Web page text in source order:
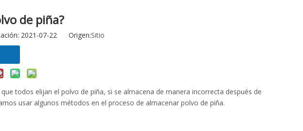
de piña?
2021-07-22 Origen:Sitio
todos elijan el polvo de piña, si se almacena de manera incorrecta después de
usar algunos métodos en el proceso de almacenar polvo de piña.